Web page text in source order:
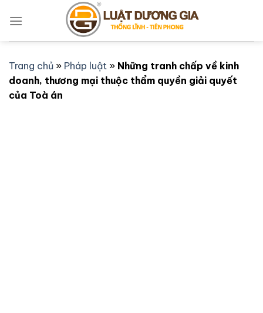
qua
Trang chủ » Pháp luật » Những tranh chấp về kinh
doanh, thương mại thuộc thẩm quyền giải quyết
của Toà án